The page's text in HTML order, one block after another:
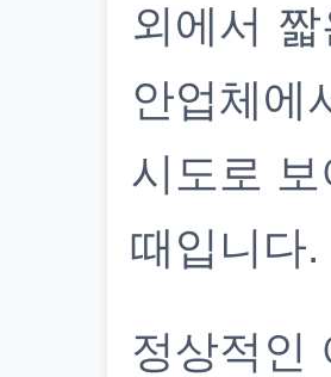
외에서
안업체에
시도로
때입니다.
정상적인